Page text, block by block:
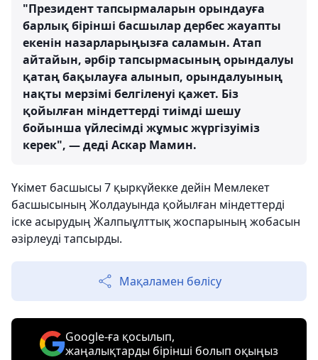
"Президент тапсырмаларын орындауға
барлық бірінші басшылар дербес жауапты
екенін назарларыңызға саламын. Атап
айтайын, әрбір тапсырмасының орындалуы
қатаң бақылауға алынып, орындалуының
нақты мерзімі белгіленуі қажет. Біз
қойылған міндеттерді тиімді шешу
бойынша үйлесімді жұмыс жүргізуіміз
керек", — деді Аскар Мамин.
Үкімет басшысы 7 қыркүйекке дейін Мемлекет
басшысының Жолдауында қойылған міндеттерді
іске асырудың Жалпыұлттық жоспарының жобасын
әзірлеуді тапсырды.
Мақаламен бөлісу
Google-ға қосылып,
жаңалықтарды бірінші болып оқыңыз